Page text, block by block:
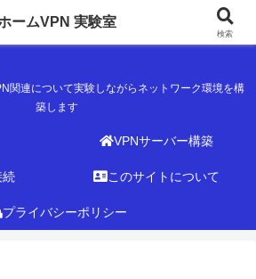
ームVPN 実験室
関連について実験しながらネットワーク環境を構
築します
VPNサーバー構築
続 このサイトについて
プライバシーポリシー
ームVPN 実験室
検索